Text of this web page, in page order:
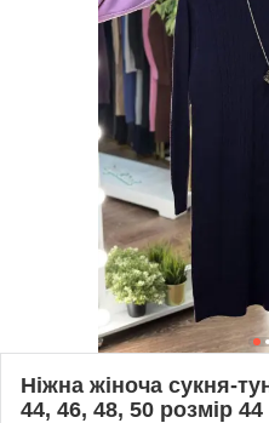
Ніжна жіноча сукня-
44, 46, 48, 50 розмір 44